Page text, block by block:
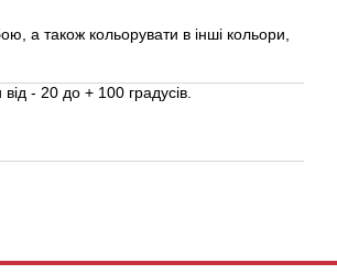
а також кольорувати в інші кольори,
- 20 до + 100 градусів.